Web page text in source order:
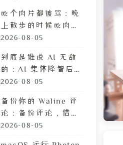
吃个肉片都被骂：晚
上散步的时候吃肉
脯，遭陌生人鄙视的
2026-08-05
到底是谁说 AI 无敌
的：AI 集体降智后，
DeepSeek 让我彻底
2026-08-05
备份你的 Waline 评
论：备份评论，借助
GitHub 定时执行任
2026-08-05